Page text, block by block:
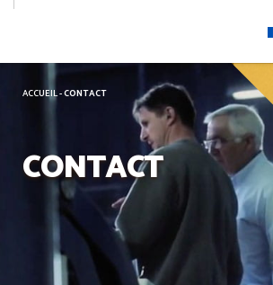
ACCUEIL-CONTACT
CONTACT
Panneau de gestion des cookies